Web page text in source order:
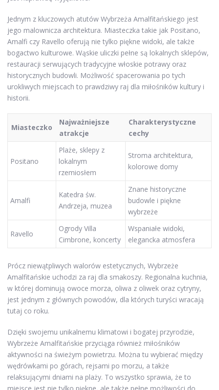
Jednym z kluczowych atutów Wybrzeża Amalfitańskiego jest
jego malownicza architektura. Miasteczka takie jak Positano,
Amalfi czy Ravello oferują nie tylko piękne widoki, ale także
bogactwo kulturowe. Wąskie uliczki pełne są lokalnych sklepów,
restauracji serwujących tradycyjne włoskie potrawy oraz
historycznych budowli. Możliwość spacerowania po tych
urokliwych miejscach to prawdziwy raj dla miłośników kultury i
historii.
Miasteczko
Najważniejsze
atrakcje
Charakterystyczne
cechy
Positano
Plaże, sklepy z
lokalnym
rzemiosłem
Stroma architektura,
kolorowe domy
Amalfi
Katedra św.
Andrzeja, muzea
Znane historyczne
budowle i piękne
wybrzeże
Ravello
Ogrody Villa
Cimbrone, koncerty
Wspaniałe widoki,
elegancka atmosfera
Prócz niewątpliwych walorów estetycznych, Wybrzeże
Amalfitańskie uchodzi za raj dla smakoszy. Regionalna kuchnia,
w której dominują owoce morza, oliwa z oliwek oraz cytryny,
jest jednym z głównych powodów, dla których turyści wracają
tutaj co roku.
Dzięki swojemu unikalnemu klimatowi i bogatej przyrodzie,
Wybrzeże Amalfitańskie przyciąga również miłośników
aktywności na świeżym powietrzu. Można tu wybierać między
wędrówkami po górach, rejsami po morzu, a także
relaksującymi dniami na plaży. To wszystko sprawia, że to